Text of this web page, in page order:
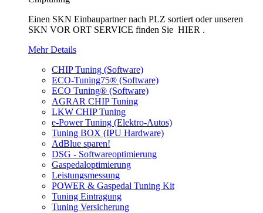
Einen SKN Einbaupartner nach PLZ sortiert oder unseren
SKN VOR ORT SERVICE finden Sie HIER .
Mehr Details
CHIP Tuning (Software)
ECO-Tuning75® (Software)
ECO Tuning® (Software)
AGRAR CHIP Tuning
LKW CHIP Tuning
e-Power Tuning (Elektro-Autos)
Tuning BOX (IPU Hardware)
AdBlue sparen!
DSG - Softwareoptimierung
Gaspedaloptimierung
Leistungsmessung
POWER & Gaspedal Tuning Kit
Tuning Eintragung
Tuning Versicherung